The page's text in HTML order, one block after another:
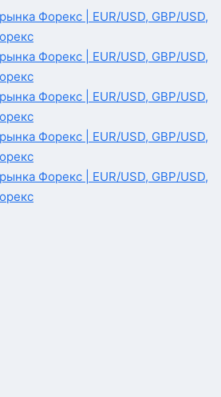
Форекс | EUR/USD, GBP/USD,
Форекс | EUR/USD, GBP/USD,
Форекс | EUR/USD, GBP/USD,
Форекс | EUR/USD, GBP/USD,
Форекс | EUR/USD, GBP/USD,